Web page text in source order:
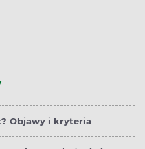
Objawy i kryteria